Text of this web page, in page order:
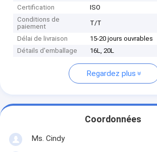
Certification
ISO
Conditions de
paiement
T/T
Délai de livraison
15-20 jours ouvrables
Détails d'emballage
16L, 20L
Regardez plus
Coordonnées
Ms. Cindy